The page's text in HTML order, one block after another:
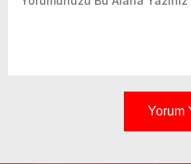
Yorum